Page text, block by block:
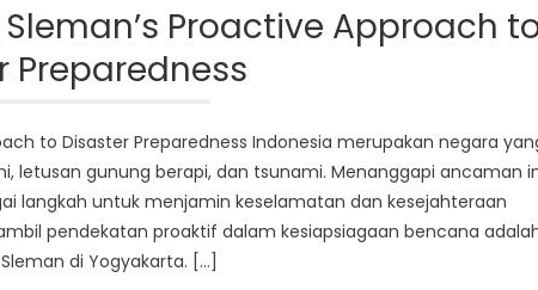
Proactive Approach
Preparedness
to Disaster Preparedness Indonesia merupakan negara
letusan gunung berapi, dan tsunami. Menanggapi ancaman
langkah untuk menjamin keselamatan dan kesejahteraan
pendekatan proaktif dalam kesiapsiagaan bencana
di Yogyakarta. […]